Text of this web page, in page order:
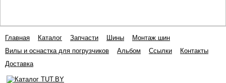
Главная Каталог Запчасти Шины
Монтаж шин
Вилы и оснастка для погрузчиков
Альбом Ссылки
Контакты
Доставка